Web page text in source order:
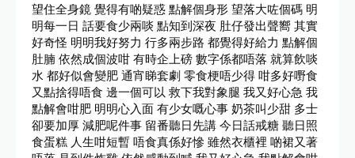
望住全身鏡 覺得有啲疑惑 點解個身形 望落大咗個碼 明
明每一日 話要食少兩啖 點知到深夜 肚仔發出聲嚮 其實
好奇怪 明明我好努力 行多兩步路 都覺得好給力 點解個
肚腩 依然成個波咁 有時企上磅 數字係都唔落 就算飲啖
水 都好似會變肥 通宵睇套劇 零食梗唔少得 咁多好嘢食
又點捨得唔食 邊一個可以 救下我對象腿 我又好心急 我
點解會咁肥 明明心入面 有少女嘅心事 奶茶叫少甜 多士
卻要加厚 減肥呢件事 留番聽日先講 今日話戒糖 聽日照
食蛋糕 人生咁短暫 唔食真係好慘 雖然衣櫃裡 啲裙又著